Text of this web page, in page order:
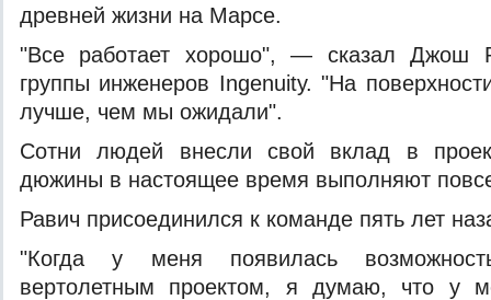
древней жизни на Марсе.
"Все работает хорошо", — сказал Джош
группы инженеров Ingenuity. "На
лучше, чем мы ожидали".
Сотни людей внесли свой вклад в
дюжины в настоящее время выполняют
Равич присоединился к команде пять лет
"Когда у меня появилась
вертолетным проектом, я думаю, что у